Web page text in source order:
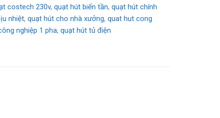
costech 230v,quạt hút biến tần,quạt hút chính
nhiệt,quạt hút cho nhà xưởng,quat hut cong
nghiệp 1 pha,quạt hút tủ điện